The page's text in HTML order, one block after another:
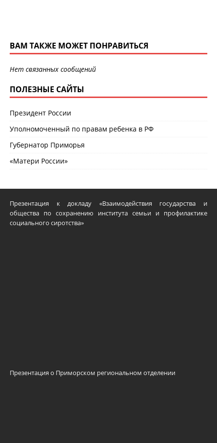
ВАМ ТАКЖЕ МОЖЕТ ПОНРАВИТЬСЯ
Нет связанных сообщений
ПОЛЕЗНЫЕ САЙТЫ
Президент России
Уполномоченный по правам ребенка в РФ
Губернатор Приморья
«Матери России»
Презентация к докладу «Взаимодействия государства и
общества по сохранению института семьи и профилактике
социального сиротства»
Презентация о Приморском региональном отделении